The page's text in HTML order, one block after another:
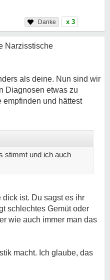
x 3
Narzisstische
als deine. Nun sind wir
Diagnosen etwas zu
empfinden und hättest
stimmt und ich auch
ist. Du sagst es ihr
schlechtes Gemüt oder
wie auch immer man das
macht. Ich glaube, das